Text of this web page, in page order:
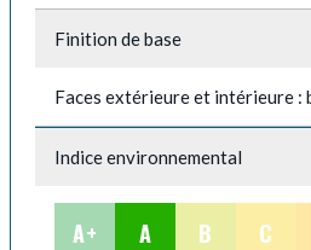
Finition de base
Faces extérieure et intérieure :
Indice environnemental
A+ A B C